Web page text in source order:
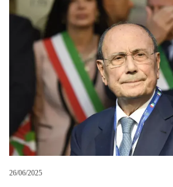
26/06/2025